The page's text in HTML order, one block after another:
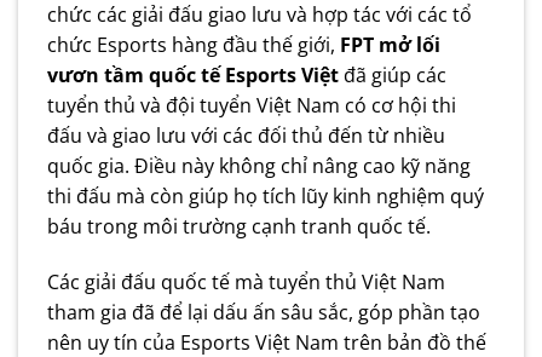
chức các giải đấu giao lưu và hợp tác với các tổ
chức Esports hàng đầu thế giới, FPT mở lối
vươn tầm quốc tế Esports Việtđã giúp các
tuyển thủ và đội tuyển Việt Nam có cơ hội thi
đấu và giao lưu với các đối thủ đến từ nhiều
quốc gia. Điều này không chỉ nâng cao kỹ năng
thi đấu mà còn giúp họ tích lũy kinh nghiệm quý
báu trong môi trường cạnh tranh quốc tế.
Các giải đấu quốc tế mà tuyển thủ Việt Nam
tham gia đã để lại dấu ấn sâu sắc, góp phần tạo
nên uy tín của Esports Việt Nam trên bản đồ thế